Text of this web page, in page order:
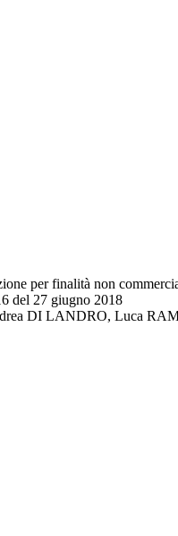
per finalità non
del 27 giugno 2018
DI LANDRO, Luca